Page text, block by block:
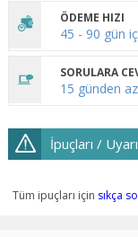
ÖDEME HIZI
45 - 90 gün
SORULARA
15 günden az
İpuçları /
Tüm ipuçları için sıkça